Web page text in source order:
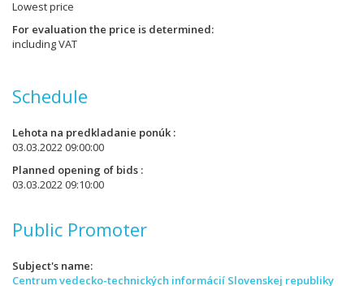
Lowest price
For evaluation the price is determined
including VAT
Schedule
Lehota na predkladanie ponúk
03.03.2022 09:00:00
Planned opening of bids
03.03.2022 09:10:00
Public Promoter
Subject's name
Centrum vedecko-technických informácií Slovenskej republiky